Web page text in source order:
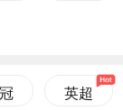
英超